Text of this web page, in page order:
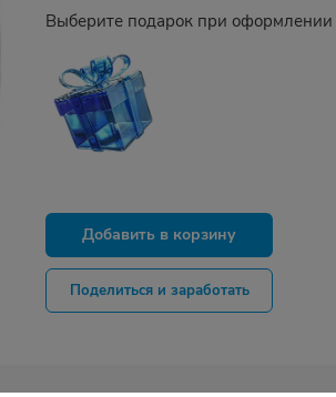
Выберите подарок при оформлении
Добавить в корзину
Поделиться и заработать